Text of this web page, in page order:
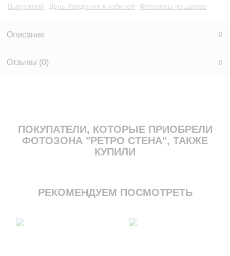
Выпускной
День Рождения и юбилей Фотозоны из шаров
Описание
Отзывы (0)
ПОКУПАТЕЛИ, КОТОРЫЕ ПРИОБРЕЛИ
ФОТОЗОНА "РЕТРО СТЕНА", ТАКЖЕ
КУПИЛИ
РЕКОМЕНДУЕМ ПОСМОТРЕТЬ